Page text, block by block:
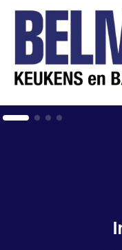
Locatie
Sportpark
3312 GH
Bekijk locatie
Vraag en